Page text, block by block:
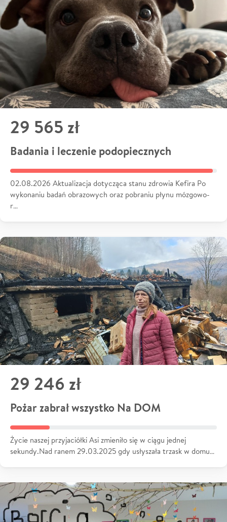
29 565 zł
Badania i leczenie podopiecznych
02.08.2026 Aktualizacja dotycząca stanu zdrowia Kefira Po
wykonaniu badań obrazowych oraz pobraniu płynu mózgowo-
r…
29 246 zł
Pożar zabrał wszystko Na DOM
Życie naszej przyjaciółki Asi zmieniło się w ciągu jednej
sekundy.Nad ranem 29.03.2025 gdy usłyszała trzask w domu…